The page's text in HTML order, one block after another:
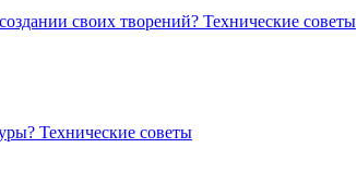
своих творений? Технические советы
Технические советы